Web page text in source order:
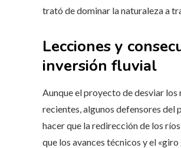
trató de dominar la naturaleza a
Lecciones y
inversión fluvial
Aunque el proyecto de desviar los
recientes, algunos defensores del
hacer que la redirección de los
que los avances técnicos y el